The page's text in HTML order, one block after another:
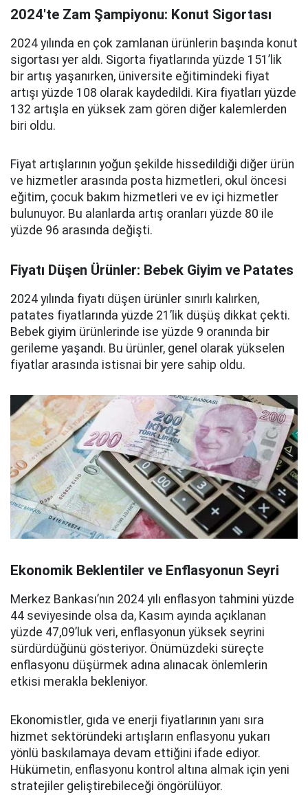
2024'te Zam Şampiyonu: Konut Sigortası
2024 yılında en çok zamlanan ürünlerin başında konut
sigortası yer aldı. Sigorta fiyatlarında yüzde 151’lik
bir artış yaşanırken, üniversite eğitimindeki fiyat
artışı yüzde 108 olarak kaydedildi. Kira fiyatları yüzde
132 artışla en yüksek zam gören diğer kalemlerden
biri oldu.
Fiyat artışlarının yoğun şekilde hissedildiği diğer ürün
ve hizmetler arasında posta hizmetleri, okul öncesi
eğitim, çocuk bakım hizmetleri ve ev içi hizmetler
bulunuyor. Bu alanlarda artış oranları yüzde 80 ile
yüzde 96 arasında değişti.
Fiyatı Düşen Ürünler: Bebek Giyim ve Patates
2024 yılında fiyatı düşen ürünler sınırlı kalırken,
patates fiyatlarında yüzde 21’lik düşüş dikkat çekti.
Bebek giyim ürünlerinde ise yüzde 9 oranında bir
gerileme yaşandı. Bu ürünler, genel olarak yükselen
fiyatlar arasında istisnai bir yere sahip oldu.
Ekonomik Beklentiler ve Enflasyonun Seyri
Merkez Bankası’nın 2024 yılı enflasyon tahmini yüzde
44 seviyesinde olsa da, Kasım ayında açıklanan
yüzde 47,09’luk veri, enflasyonun yüksek seyrini
sürdürdüğünü gösteriyor. Önümüzdeki süreçte
enflasyonu düşürmek adına alınacak önlemlerin
etkisi merakla bekleniyor.
Ekonomistler, gıda ve enerji fiyatlarının yanı sıra
hizmet sektöründeki artışların enflasyonu yukarı
yönlü baskılamaya devam ettiğini ifade ediyor.
Hükümetin, enflasyonu kontrol altına almak için yeni
stratejiler geliştirebileceği öngörülüyor.